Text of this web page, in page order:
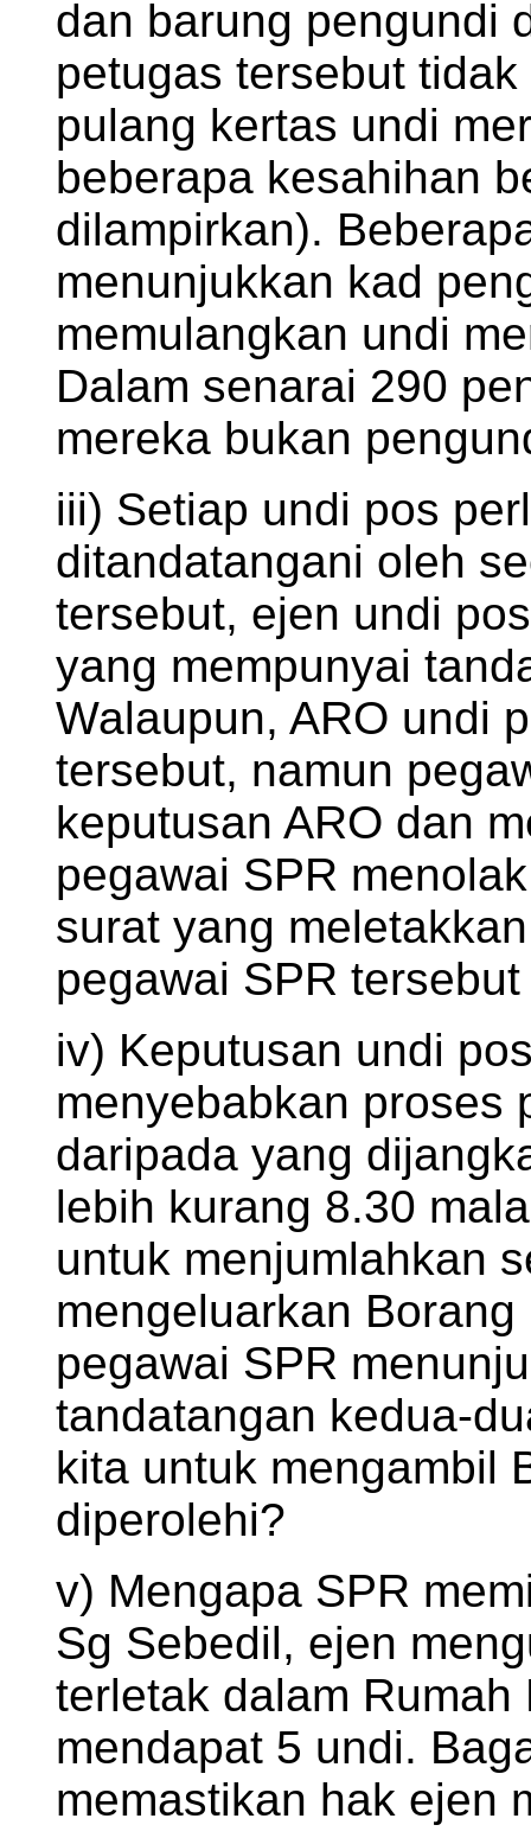
dan barung pengundi
petugas tersebut
pulang kertas undi
beberapa kesahihan
dilampirkan).
menunjukkan kad
memulangkan undi
Dalam senarai 290
mereka bukan
iii) Setiap undi pos
ditandatangani oleh
tersebut, ejen undi
yang mempunyai
Walaupun, ARO undi
tersebut, namun
keputusan ARO dan
pegawai SPR
surat yang
pegawai SPR
iv) Keputusan undi
menyebabkan proses
daripada yang
lebih kurang 8.30
untuk menjumlahkan
mengeluarkan
pegawai SPR
tandatangan kedua-
kita untuk mengambil
diperolehi?
v) Mengapa SPR
Sg Sebedil, ejen
terletak dalam
mendapat 5 undi.
memastikan hak ejen